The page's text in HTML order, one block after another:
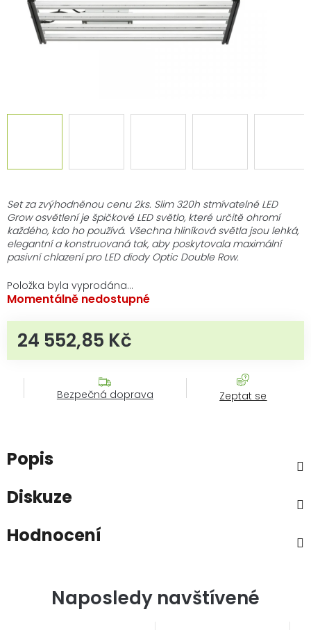
Set za zvýhodněnou cenu 2ks. Slim 320h stmívatelné LED
Grow osvětlení je špičkové LED světlo, které určitě ohromí
každého, kdo ho používá. Všechna hliníková světla jsou lehká,
elegantní a konstruovaná tak, aby poskytovala maximální
pasivní chlazení pro LED diody Optic Double Row.
Položka byla vyprodána…
Momentálně nedostupné
24 552,85 Kč
Bezpečná doprava Zeptat se
Popis
Diskuze
Hodnocení
Naposledy navštívené